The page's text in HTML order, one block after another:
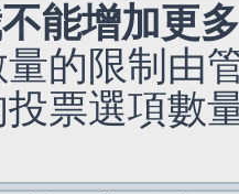
能增加更
的限制由
票選項數